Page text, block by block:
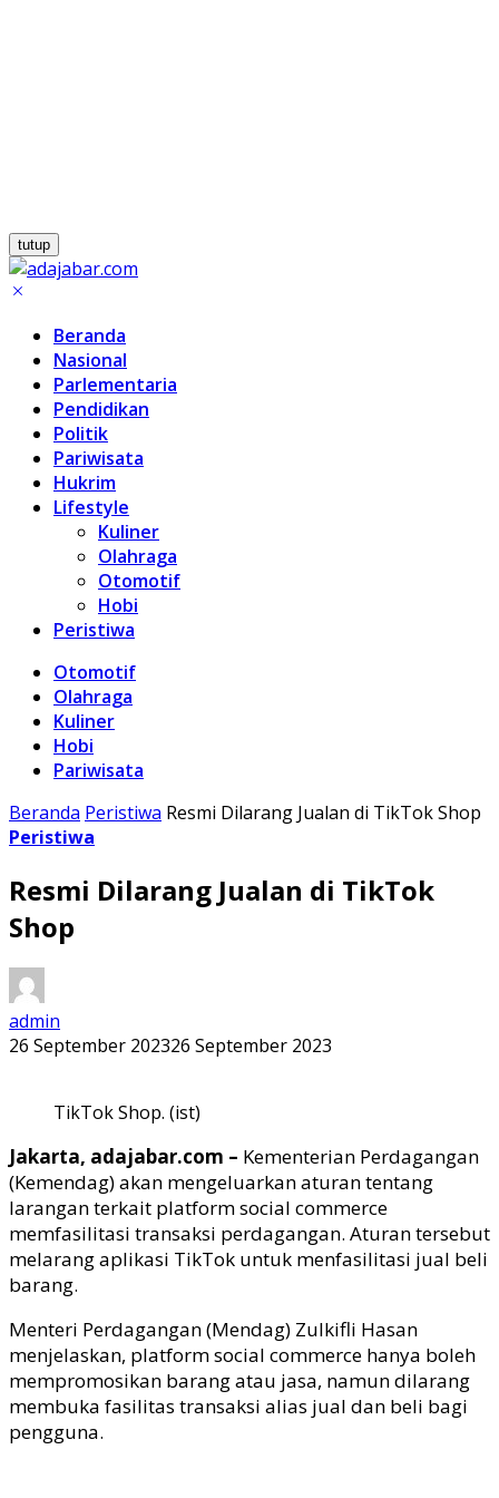
tutup
Beranda
Nasional
Parlementaria
Pendidikan
Politik
Pariwisata
Hukrim
Lifestyle
Kuliner
Olahraga
Otomotif
Hobi
Peristiwa
Otomotif
Olahraga
Kuliner
Hobi
Pariwisata
Beranda Peristiwa Resmi Dilarang Jualan di TikTok Shop
Peristiwa
Resmi Dilarang Jualan di TikTok
Shop
admin
26 September 202326 September 2023
TikTok Shop. (ist)
Jakarta, adajabar.com – Kementerian Perdagangan
(Kemendag) akan mengeluarkan aturan tentang
larangan terkait platform social commerce
memfasilitasi transaksi perdagangan. Aturan tersebut
melarang aplikasi TikTok untuk menfasilitasi jual beli
barang.
Menteri Perdagangan (Mendag) Zulkifli Hasan
menjelaskan, platform social commerce hanya boleh
mempromosikan barang atau jasa, namun dilarang
membuka fasilitas transaksi alias jual dan beli bagi
pengguna.